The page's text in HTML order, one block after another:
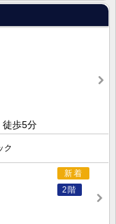
徒歩5分
ク
新着
2階